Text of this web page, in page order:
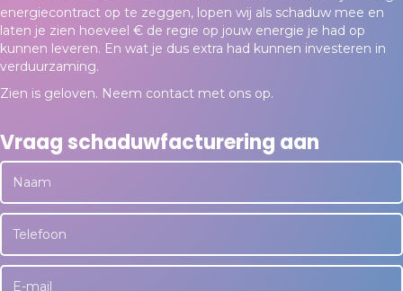
energiecontract op te zeggen, lopen wij als schaduw mee en
laten je zien hoeveel € de regie op jouw energie je had op
kunnen leveren. En wat je dus extra had kunnen investeren in
verduurzaming.
Zien is geloven. Neem contact met ons op.
Vraag schaduwfacturering aan